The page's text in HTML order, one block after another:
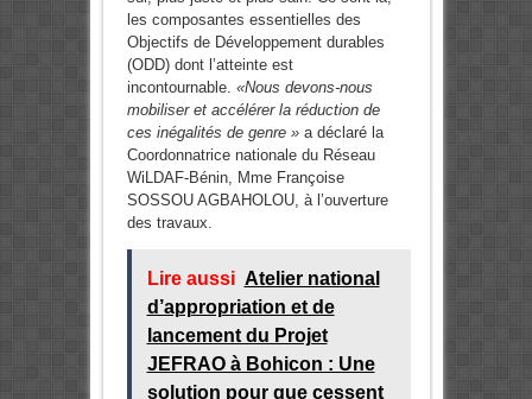
les composantes essentielles des
Objectifs de Développement durables
(ODD) dont l’atteinte est
incontournable. «Nous devons-nous
mobiliser et accélérer la réduction de
ces inégalités de genre »a déclaré la
Coordonnatrice nationale du Réseau
WiLDAF-Bénin, Mme Françoise
SOSSOU AGBAHOLOU, à l’ouverture
des travaux.
Lire aussi Atelier national
d’appropriation et de
lancement du Projet
JEFRAO à Bohicon : Une
solution pour que cessent